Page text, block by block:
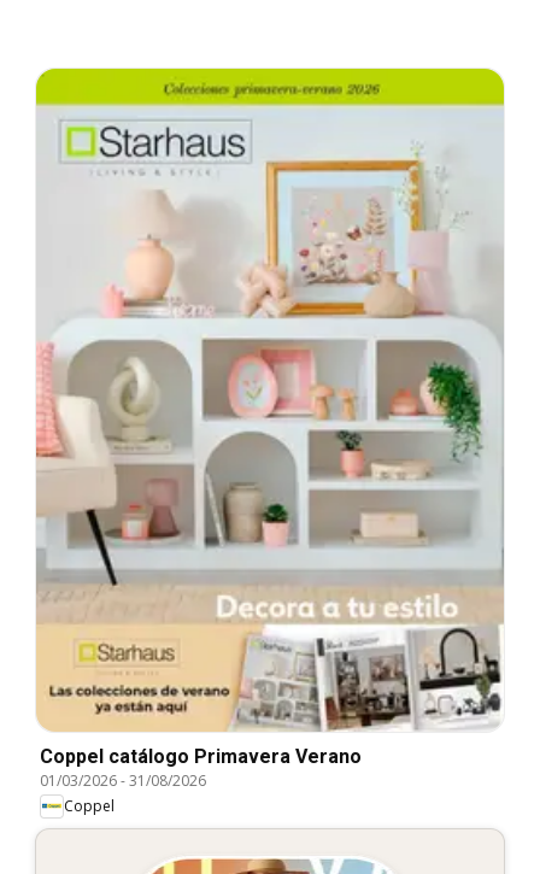
Coppel catálogo Primavera Verano
01/03/2026-31/08/2026
Coppel